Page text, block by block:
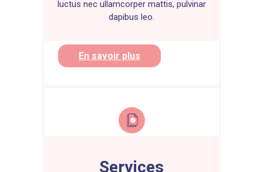
luctus nec ullamcorper mattis, pulvinar
dapibus leo.
En savoir plus
Services